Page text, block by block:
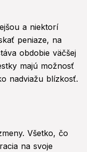
a niektorí
peniaze, na
obdobie väčšej
majú možnosť
nadviažu blízkosť.
Všetko, čo
na svoje